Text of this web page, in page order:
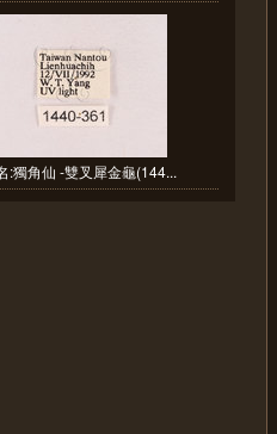
:獨角仙 -雙叉犀金龜(144...